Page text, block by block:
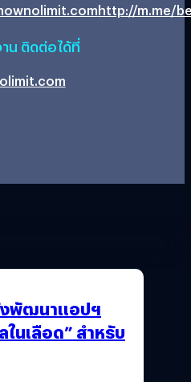
http://m.me/
น ติดต่อได้ที่
งพัฒนาแอปฯ
นเลือด” สำหรับ